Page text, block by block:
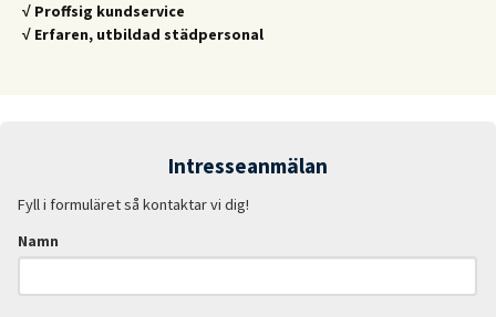
√ Proffsig kundservice
√ Erfaren, utbildad städpersonal
Intresseanmälan
Fyll i formuläret så kontaktar vi dig!
Namn